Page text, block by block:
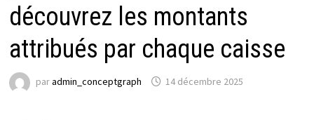
découvrez les montants
attribués par chaque caisse
paradmin_conceptgraph 14 décembre 2025